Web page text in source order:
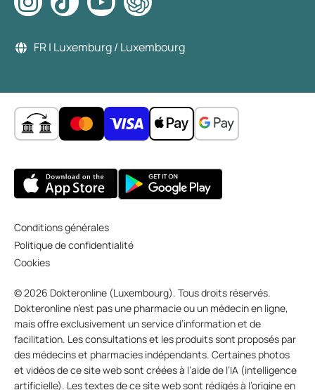
FR | Luxemburg / Luxembourg
Conditions générales
Politique de confidentialité
Cookies
© 2026 Dokteronline (Luxembourg). Tous droits réservés.
Dokteronline n’est pas une pharmacie ou un médecin en ligne,
mais offre exclusivement un service d’information et de
facilitation. Les consultations et les produits sont proposés par
des médecins et pharmacies indépendants. Certaines photos
et vidéos de ce site web sont créées à l’aide de l’IA (intelligence
artificielle). Les textes de ce site web sont rédigés à l’origine en